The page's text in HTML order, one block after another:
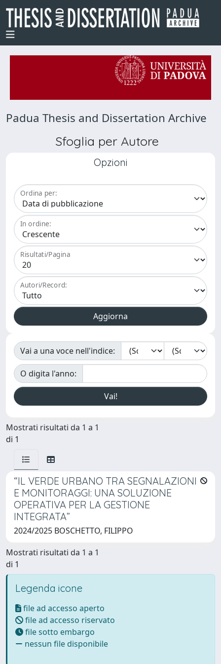
Padua Thesis and Dissertation Archive
Sfoglia per Autore
Opzioni
Ordina per:
In ordine:
Risultati/Pagina
Autori/Record:
Vai a una voce nell'indice:
O digita l'anno:
Mostrati risultati da 1 a 1
di 1
“IL VERDE URBANO TRA SEGNALAZIONI
E MONITORAGGI: UNA SOLUZIONE
OPERATIVA PER LA GESTIONE
INTEGRATA”
2024/2025 BOSCHETTO, FILIPPO
Mostrati risultati da 1 a 1
di 1
Legenda icone
file ad accesso aperto
file ad accesso riservato
file sotto embargo
nessun file disponibile